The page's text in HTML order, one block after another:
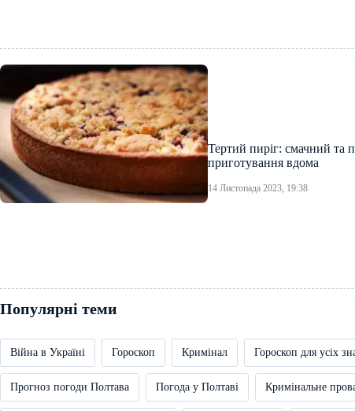
Тертий пиріг: смачний та
приготування вдома
14 Листопада 2023, 19:38
Популярні теми
Війна в Україні Гороскоп Кримінал Гороскоп для усіх
Прогноз погоди Полтава Погода у Полтаві Кримінальне